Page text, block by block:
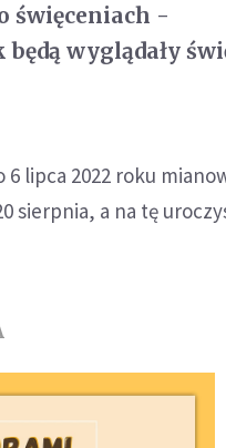
święceniach -
wyglądały
lipca 2022 roku
sierpnia, a na tę